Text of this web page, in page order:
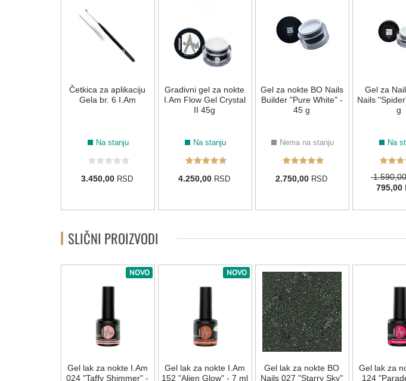
171
034 074
138 173
SIVA
044
214
ZLATNA
Četkica za aplikaciju
Gela br. 6 I.Am
Na stanju
3.450,00 RSD
Gradivni gel za nokte
I.Am Flow Gel Crystal
II 45g
Na stanju
4.250,00 RSD
Gel za nokte BO Nails
Builder "Pure White" -
45 g
Nema na stanju
2.750,00 RSD
Gel za
Nails
g
Na
795,00
SLIČNI PROIZVODI
NOVO
Gel lak za nokte I.Am
024 "Taffy Shimmer" -
NOVO
Gel lak za nokte I.Am
152 "Alien Glow" - 7 ml
Gel lak za nokte BO
Nails 027 "Starry Sky"
Gel lak za
124